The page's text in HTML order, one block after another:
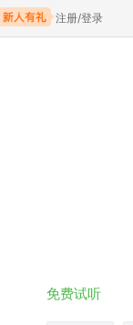
注册/登录
免费试听